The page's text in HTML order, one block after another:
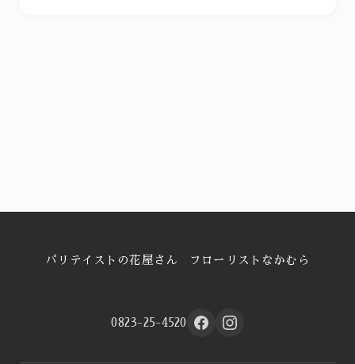
パリテイストの花屋さん フローリストなかむら
0823-25-4520